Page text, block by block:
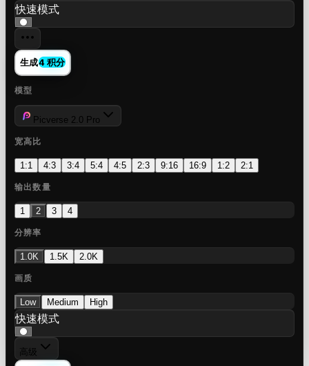
快速模式
生成4 积分
模型
Picverse 2.0 Pro
宽高比
1:1 4:3 3:4 5:4 4:5 2:3 9:16 16:9 1:2 2:1
输出数量
1 2 3 4
分辨率
1.0K 1.5K 2.0K
画质
Low Medium High
快速模式
高级